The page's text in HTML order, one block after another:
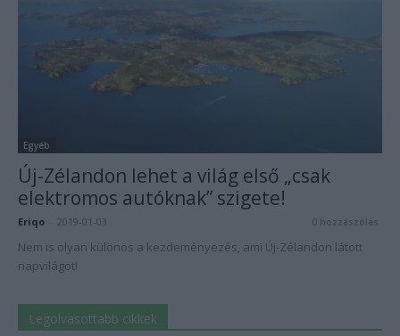
Egyéb
Új-Zélandon lehet a világ első „csak
elektromos autóknak” szigete!
Eriqo 2019-01-03 0 hozzászólás
Nem is olyan különös a kezdeményezés, ami Új-Zélandon látott
napvilágot!
Legolvasottabb cikkek